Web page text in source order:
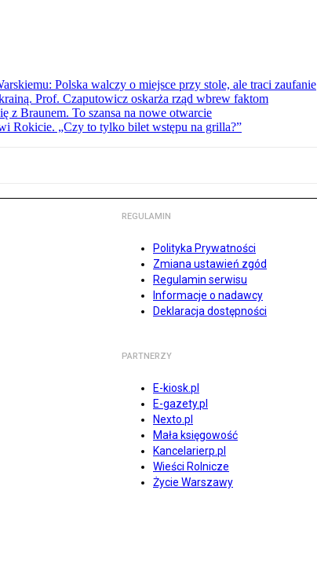
Polska walczy o miejsce przy stole, ale traci zaufanie
Prof. Czaputowicz oskarża rząd wbrew faktom
z Braunem. To szansa na nowe otwarcie
Rokicie. „Czy to tylko bilet wstępu na grilla?”
REGULAMIN
Polityka Prywatności
Zmiana ustawień zgód
Regulamin serwisu
Informacje o nadawcy
Deklaracja dostępności
PARTNERZY
E-kiosk.pl
E-gazety.pl
Nexto.pl
Mała księgowość
Kancelarierp.pl
Wieści Rolnicze
Życie Warszawy